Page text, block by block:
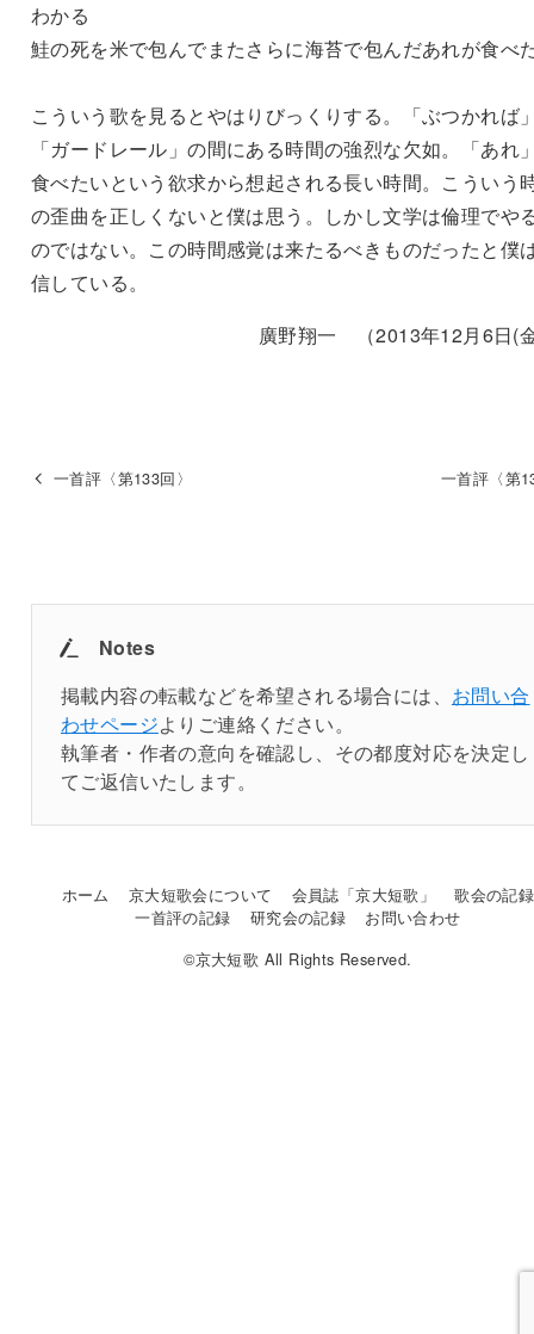
わかる
鮭の死を米で包んでまたさらに海苔で包んだあれが食べ
こういう歌を見るとやはりびっくりする。「ぶつかれば
「ガードレール」の間にある時間の強烈な欠如。「あれ
食べたいという欲求から想起される長い時間。こういう
の歪曲を正しくないと僕は思う。しかし文学は倫理でや
のではない。この時間感覚は来たるべきものだったと僕
信している。
廣野翔一 （2013年12月6日(
一首評〈第133回〉 一首評〈第
Notes
掲載内容の転載などを希望される場合には、 お問い合
わせページよりご連絡ください。
執筆者・作者の意向を確認し、その都度対応を決定し
てご返信いたします。
ホーム 京大短歌会について 会員誌「京大短歌」
歌会の記録
一首評の記録
研究会の記録
お問い合わせ
©京大短歌 All Rights Reserved.